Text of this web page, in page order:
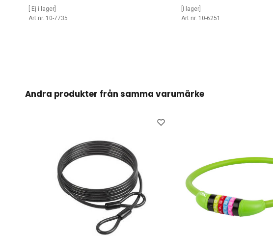
[ Ej i lager]
Art nr. 10-7735
[I lager]
Art nr. 10-6251
Andra produkter från samma varumärke